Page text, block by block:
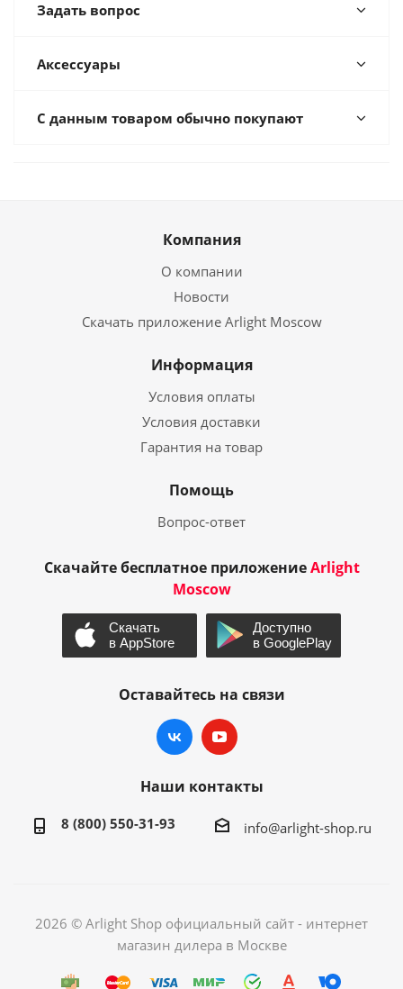
Задать вопрос
Аксессуары
С данным товаром обычно покупают
Компания
О компании
Новости
Скачать приложение Arlight Moscow
Информация
Условия оплаты
Условия доставки
Гарантия на товар
Помощь
Вопрос-ответ
Скачайте бесплатное приложениеArlight
Moscow
Оставайтесь на связи
Наши контакты
8 (800) 550-31-93 info@arlight-shop.ru
2026 © Arlight Shop официальный сайт - интернет
магазин дилера в Москве